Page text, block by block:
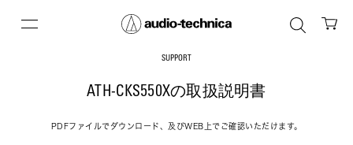
SUPPORT
ATH-CKS550Xの取扱説明書
PDFファイルでダウンロード、及びWEB上でご確認いただけます。